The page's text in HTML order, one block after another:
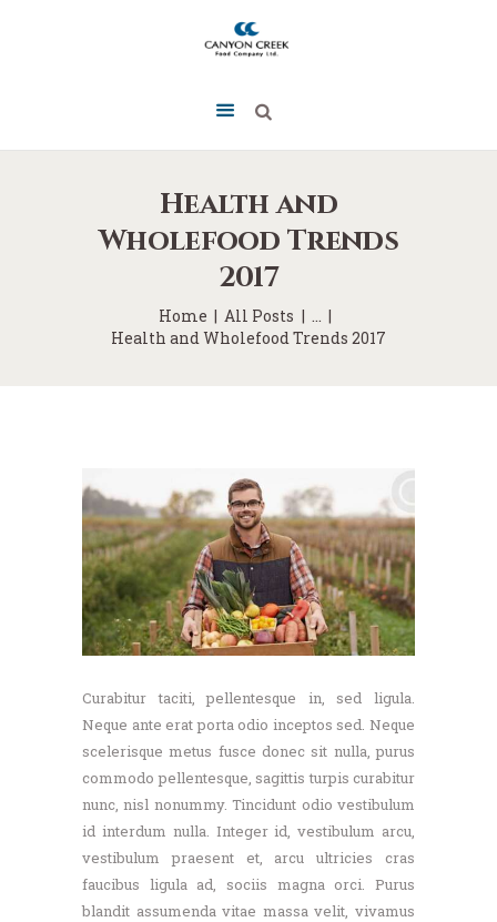
Health and
Wholefood Trends
2017
Home All Posts
...
Health and Wholefood Trends 2017
Curabitur taciti, pellentesque in, sed ligula.
Neque ante erat porta odio inceptos sed. Neque
scelerisque metus fusce donec sit nulla, purus
commodo pellentesque, sagittis turpis curabitur
nunc, nisl nonummy. Tincidunt odio vestibulum
id interdum nulla. Integer id, vestibulum arcu,
vestibulum praesent et, arcu ultricies cras
faucibus ligula ad, sociis magna orci. Purus
blandit assumenda vitae massa velit, vivamus